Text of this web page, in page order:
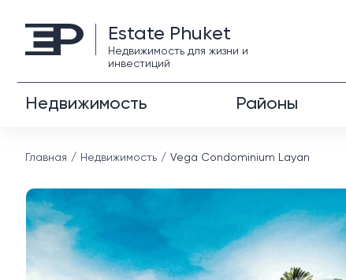
Estate Phuket
Недвижимость для жизни и
инвестиций
Недвижимость Районы
Главная Недвижимость Vega Condominium Layan